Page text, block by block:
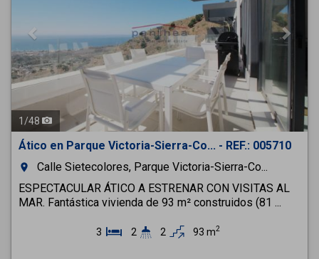
1 /48
Ático en Parque Victoria-Sierra-Co... - REF.: 005710
room
Calle Sietecolores, Parque Victoria-Sierra-Co...
ESPECTACULAR ÁTICO A ESTRENAR CON VISITAS AL
MAR. Fantástica vivienda de 93 m² construidos (81 ...
3 2 2 93 m2